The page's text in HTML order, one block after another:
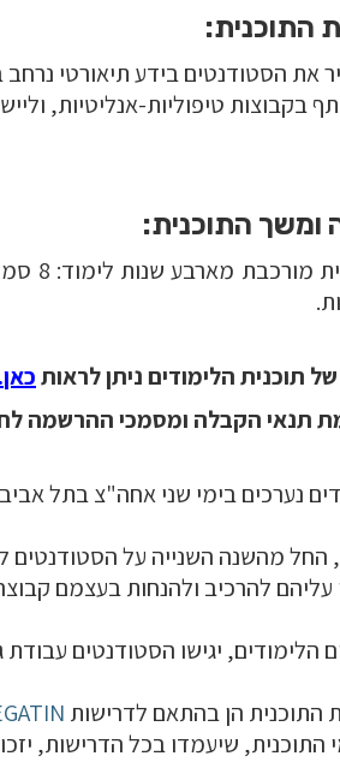
התוכנית:
את הסטודנטים בידע תיאורטי
בקבוצות טיפוליות-אנליטיות,
ומשך התוכנית:
של תוכנית הלימודים ניתן לראותכאן.
תנאי הקבלה ומסמכי ההרשמה
נערכים בימי שני אחה"צ בתל
החל מהשנה השנייה על הסטודנטים
עליהם להרכיב ולהנחות בעצמם
הלימודים, יגישו הסטודנטים עבודת
התוכנית הן בהתאם לדרישות
התוכנית, שיעמדו בכל הדרישות,